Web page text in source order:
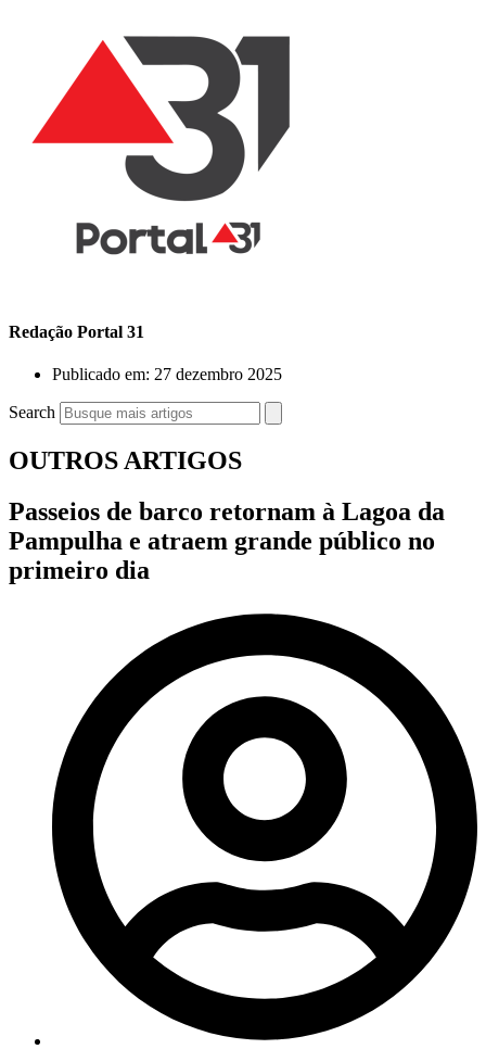
Redação Portal 31
Publicado em: 27 dezembro 2025
Search
OUTROS ARTIGOS
Passeios de barco retornam à Lagoa da
Pampulha e atraem grande público no
primeiro dia